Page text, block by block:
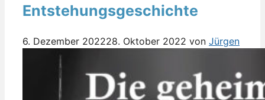
Entstehungsgeschichte
6. Dezember 202228. Oktober 2022 von Jürgen